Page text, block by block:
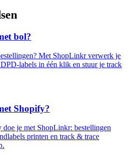
bol?
Met ShopLinkr verwerk je
labels in één klik en stuur je track
Shopify?
je met ShopLinkr: bestellingen
printen en track & trace